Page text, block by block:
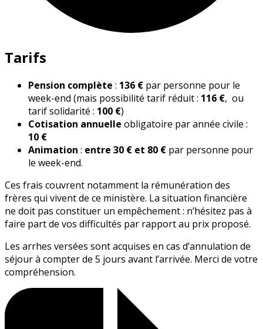
Tarifs
Pension complète : 136 € par personne pour le
week-end (mais possibilité tarif réduit : 116 €, ou
tarif solidarité : 100 €)
Cotisation annuelle obligatoire par année civile :
10 €
Animation : entre 30 € et 80 € par personne pour
le week-end.
Ces frais couvrent notamment la rémunération des
frères qui vivent de ce ministère. La situation financière
ne doit pas constituer un empêchement : n’hésitez pas à
faire part de vos difficultés par rapport au prix proposé.
Les arrhes versées sont acquises en cas d’annulation de
séjour à compter de 5 jours avant l’arrivée. Merci de votre
compréhension.